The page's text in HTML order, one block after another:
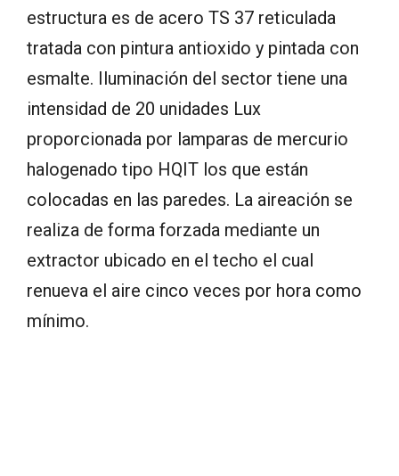
estructura es de acero TS 37 reticulada
tratada con pintura antioxido y pintada con
esmalte. Iluminación del sector tiene una
intensidad de 20 unidades Lux
proporcionada por lamparas de mercurio
halogenado tipo HQIT los que están
colocadas en las paredes. La aireación se
realiza de forma forzada mediante un
extractor ubicado en el techo el cual
renueva el aire cinco veces por hora como
mínimo.